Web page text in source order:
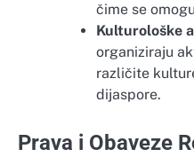
čime se
Kulturološke
organiziraju
različite
dijaspore.
Prava i Obaveze